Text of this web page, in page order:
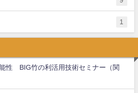
1
性 BIG竹の利活用技術セミナー（関